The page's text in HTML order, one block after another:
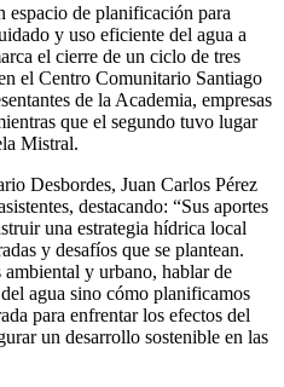
espacio de planificación para
y uso eficiente del agua a
el cierre de un ciclo de tres
el Centro Comunitario Santiago
de la Academia, empresas
que el segundo tuvo lugar
Mistral.
Desbordes, Juan Carlos Pérez
destacando: “Sus aportes
una estrategia hídrica local
y desafíos que se plantean.
y urbano, hablar de
agua sino cómo planificamos
para enfrentar los efectos del
un desarrollo sostenible en las